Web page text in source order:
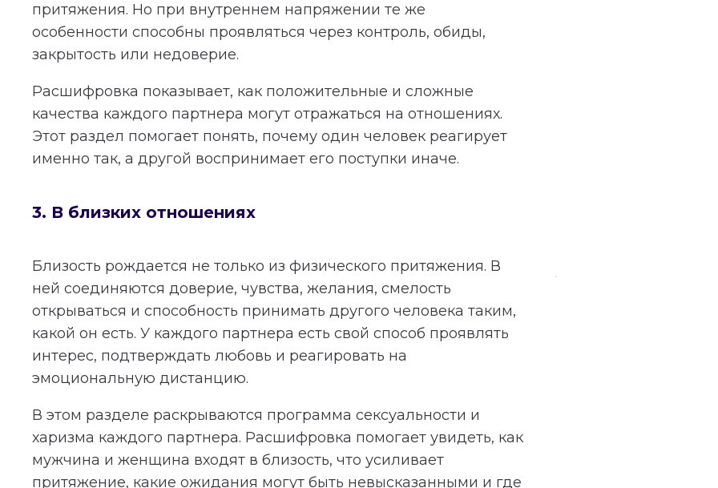
притяжения. Но при внутреннем напряжении те же
особенности способны проявляться через контроль, обиды,
закрытость или недоверие.
Расшифровка показывает, как положительные и сложные
качества каждого партнера могут отражаться на отношениях.
Этот раздел помогает понять, почему один человек реагирует
именно так, а другой воспринимает его поступки иначе.
3. В близких отношениях
Близость рождается не только из физического притяжения. В
ней соединяются доверие, чувства, желания, смелость
открываться и способность принимать другого человека таким,
какой он есть. У каждого партнера есть свой способ проявлять
интерес, подтверждать любовь и реагировать на
эмоциональную дистанцию.
В этом разделе раскрываются программа сексуальности и
харизма каждого партнера. Расшифровка помогает увидеть, как
мужчина и женщина входят в близость, что усиливает
притяжение, какие ожидания могут быть невысказанными и где